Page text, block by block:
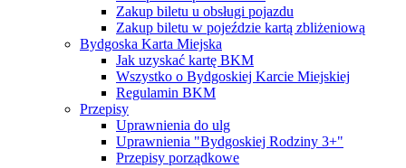
Zakup biletu u obsługi pojazdu
Zakup biletu w pojeździe kartą zbliżeniową
Bydgoska Karta Miejska
Jak uzyskać kartę BKM
Wszystko o Bydgoskiej Karcie Miejskiej
Regulamin BKM
Przepisy
Uprawnienia do ulg
Uprawnienia "Bydgoskiej Rodziny 3+"
Przepisy porządkowe